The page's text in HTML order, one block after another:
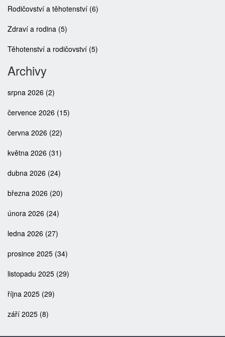
Rodičovství a těhotenství (6)
Zdraví a rodina (5)
Těhotenství a rodičovství (5)
Archivy
srpna 2026 (2)
července 2026 (15)
června 2026 (22)
května 2026 (31)
dubna 2026 (24)
března 2026 (20)
února 2026 (24)
ledna 2026 (27)
prosince 2025 (34)
listopadu 2025 (29)
října 2025 (29)
září 2025 (8)